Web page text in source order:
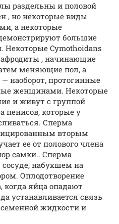
раздельны и половой
, но некоторые виды
а некоторые
большие
Cymothoidans
, начинающие
меняющие пол, а
наоборот, протогинные
женщинами. Некоторые
и живут с группой
пенисов, которые у
Сперма
вторым
ее от полового члена
самки.. Сперма
набухшем на
Оплодотворение
когда яйца опадают
устанавливается связь
жидкости и